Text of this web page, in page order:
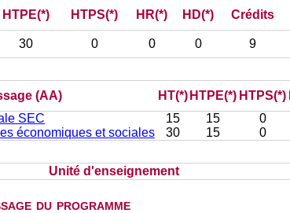
HTPE(*) HTPS(*) HR(*) HD(*)
Crédits
30 0 0 0 9
(AA) HT(*) HTPE(*) HTPS(*)
SEC 15 15
0
économiques et sociales 30 15 0
Unité d'enseignement
du programme